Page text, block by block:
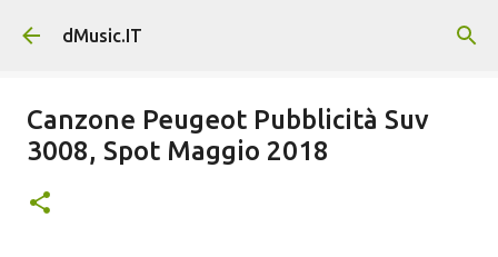
Passa ai contenuti principali
dMusic.IT
Canzone Peugeot Pubblicità Suv
3008, Spot Maggio 2018